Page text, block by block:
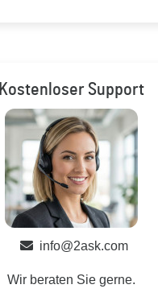
Kostenloser Support
info@2ask.com
Wir beraten Sie gerne.